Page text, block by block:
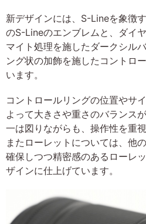
新デザインには、S-Lineを象徴
のS-Lineのエンブレムと、ダイ
マイト処理を施したダークシル
ング状の加飾を施したコントロ
います。
コントロールリングの位置やサ
よって大きさや重さのバランス
一は図りながらも、操作性を重
またローレットについては、他
確保しつつ精密感のあるローレ
ザインに仕上げています。